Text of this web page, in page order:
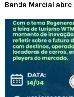
Banda Marcial